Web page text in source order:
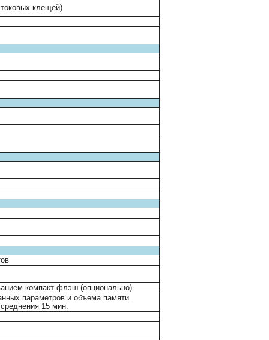
клещей)
компакт-флэш (опционально)
параметров и объема памяти.
15 мин.